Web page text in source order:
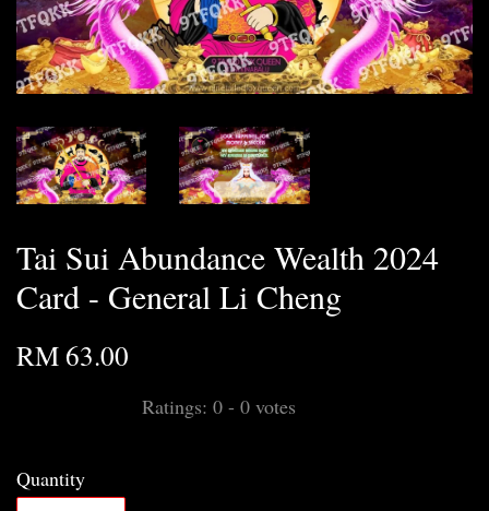
Tai Sui Abundance Wealth 2024
Card - General Li Cheng
RM 63.00
Ratings: 0 - 0 votes
Quantity